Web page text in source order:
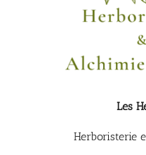
Les
Herboristerie